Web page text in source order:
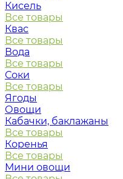
Кисель
Все товары
Квас
Все товары
Вода
Все товары
Соки
Все товары
Ягоды
Овощи
Кабачки, баклажаны
Все товары
Коренья
Все товары
Мини овощи